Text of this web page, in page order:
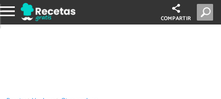
COMPARTIR